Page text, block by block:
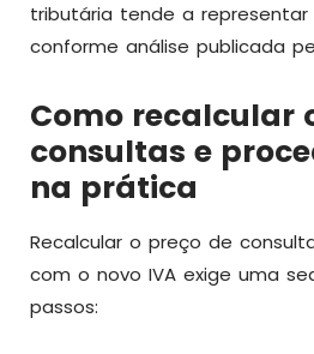
tributária tende a
conforme análise publicada
Como recalcular
consultas e
na prática
Recalcular o preço de
com o novo IVA exige uma
passos: